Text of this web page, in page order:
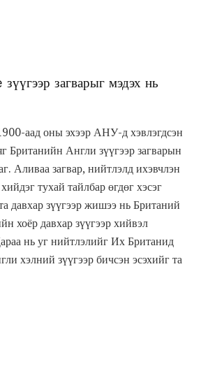
загварыг мэдэх нь
аад оны эхээр АНУ-д хэвлэгдсэн
Британийн Англи зүүгээр загварын
Аливаа загвар, нийтлэлд ихэвчлэн
тухай тайлбар өгдөг хэсэг
давхар зүүгээр жишээ нь Британий
хоёр давхар зүүгээр хийвэл
нь уг нийтлэлийг Их Британид
хэлний зүүгээр бичсэн эсэхийг та